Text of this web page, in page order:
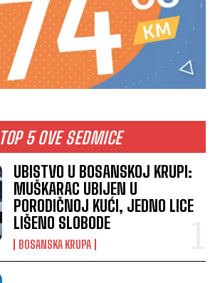
TOP 5 OVE SEDMICE
UBISTVO U BOSANSKOJ KRUPI:
MUŠKARAC UBIJEN U
PORODIČNOJ KUĆI, JEDNO LICE
LIŠENO SLOBODE
BOSANSKA KRUPA